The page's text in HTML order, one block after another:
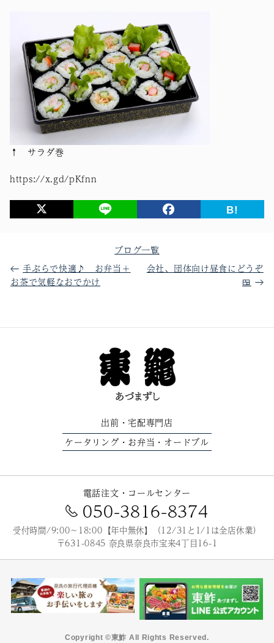
↑ サラダ巻
https://x.gd/pKfnn
B!
ブログ一覧
手ぶらで快適♪ お弁当＋
お茶で気軽なおでかけ
会社、団体向け昼食にどうぞ
🍱
出前 ・宅配専門店
ケータリング ・ お弁当 ・ オードブル
電話注文・コールセンター
050-3816-8374
受付時間/9:00～18:00【年中無休】（12/31と1/1は全店休業）
〒631-0845 奈良県奈良市宝来4丁目16-1
Copyright ©東鮓 All Rights Reserved.